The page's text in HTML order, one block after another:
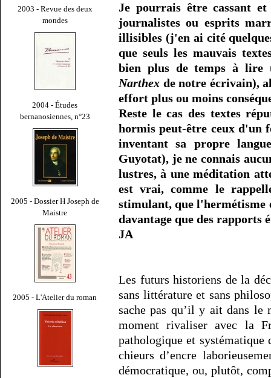
2003 - Revue des deux
mondes
2004 - Études
bernanosiennes, n°23
2005 - Dossier H Joseph de
Maistre
2005 - L'Atelier du roman
Je pourrais être cassant
journalistes ou esprits
illisibles (j'en ai cité
que seuls les mauvais
bien plus de temps à lire
Narthex de notre écrivain),
effort plus ou moins
Reste le cas des textes
hormis peut-être ceux d'un
inventant sa propre
Guyotat), je ne connais
lustres, à une méditation
est vrai, comme le
stimulant, que l'hermétisme
davantage que des rapports
JA
Les futurs historiens de la
sans littérature et sans
sache pas qu’il y ait dans le
moment rivaliser avec la
pathologique et systématique
chieurs d’encre
démocratique, ou, plutôt,